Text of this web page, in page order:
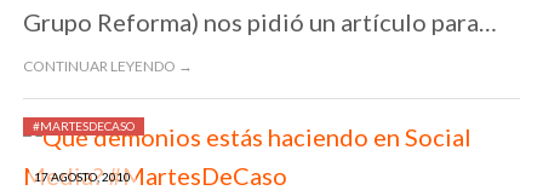
Grupo Reforma) nos pidió un artículo para…
CONTINUAR LEYENDO →
17 AGOSTO, 2010
#MARTESDECASO